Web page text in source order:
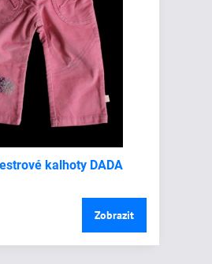
kalhoty DADA
Zobrazit